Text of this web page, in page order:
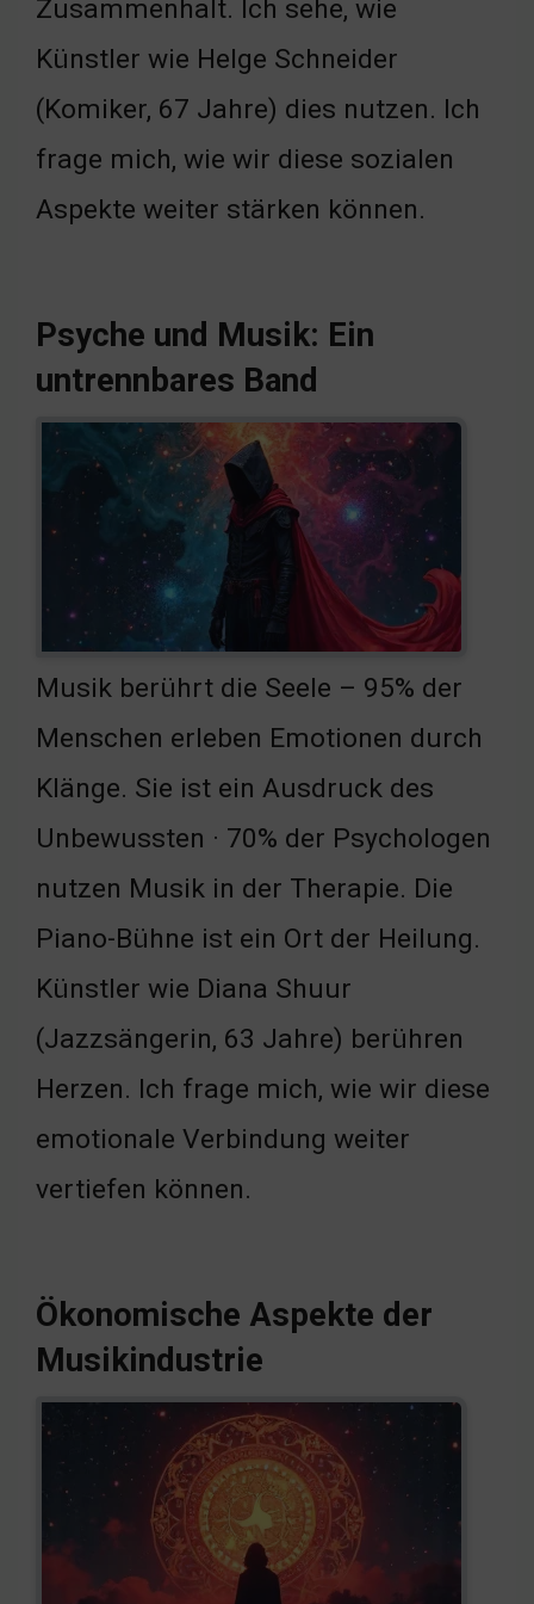
Zusammenhalt. Ich sehe, wie
Künstler wie Helge Schneider
(Komiker, 67 Jahre) dies nutzen. Ich
frage mich, wie wir diese sozialen
Aspekte weiter stärken können.
Psyche und Musik: Ein
untrennbares Band
Musik berührt die Seele – 95% der
Menschen erleben Emotionen durch
Klänge. Sie ist ein Ausdruck des
Unbewussten · 70% der Psychologen
nutzen Musik in der Therapie. Die
Piano-Bühne ist ein Ort der Heilung.
Künstler wie Diana Shuur
(Jazzsängerin, 63 Jahre) berühren
Herzen. Ich frage mich, wie wir diese
emotionale Verbindung weiter
vertiefen können.
Ökonomische Aspekte der
Musikindustrie